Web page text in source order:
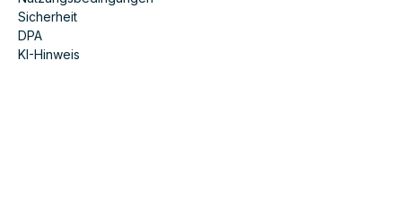
Sicherheit
DPA
KI-Hinweis